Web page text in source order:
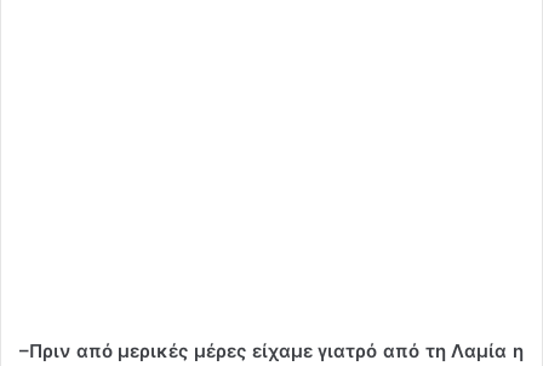
–Πριν από μερικές μέρες είχαμε γιατρό από τη Λαμία η